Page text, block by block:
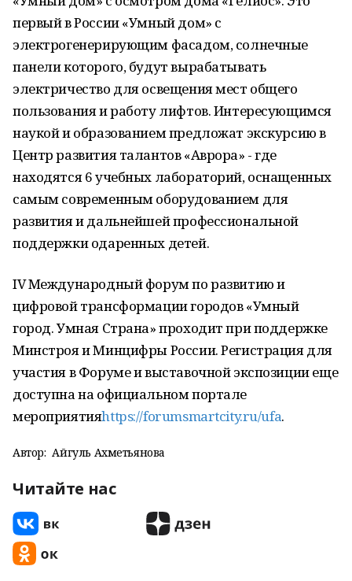
первый в России «Умный дом» с
электрогенерирующим фасадом, солнечные
панели которого, будут вырабатывать
электричество для освещения мест общего
пользования и работу лифтов. Интересующимся
наукой и образованием предложат экскурсию в
Центр развития талантов «Аврора» - где
находятся 6 учебных лабораторий, оснащенных
самым современным оборудованием для
развития и дальнейшей профессиональной
поддержки одаренных детей.
IV Международный форум по развитию и
цифровой трансформации городов «Умный
город. Умная Страна» проходит при поддержке
Минстроя и Минцифры России. Регистрация для
участия в Форуме и выставочной экспозиции еще
доступна на официальном портале
мероприятияhttps://forumsmartcity.ru/ufa.
Автор: Айгуль Ахметьянова
Читайте нас